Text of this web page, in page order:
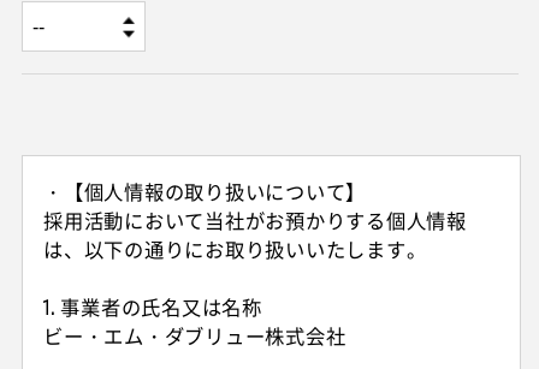
・【個人情報の取り扱いについて】
採用活動において当社がお預かりする個人情報
は、以下の通りにお取り扱いいたします。
1. 事業者の氏名又は名称
ビー・エム・ダブリュー株式会社